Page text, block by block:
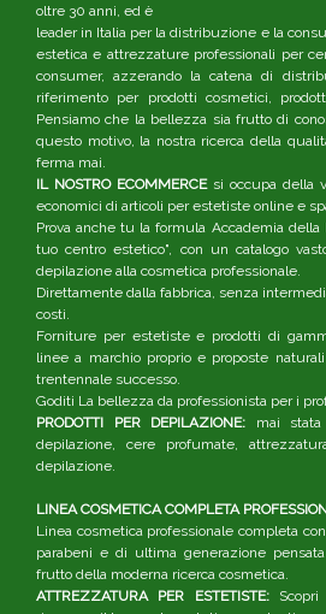
oltre 30 anni, ed è
leader in Italia per la distribuzione e la
estetica e attrezzature professionali per
consumer, azzerando la catena di
riferimento per prodotti cosmetici,
Pensiamo che la bellezza sia frutto di
questo motivo, la nostra ricerca della
ferma mai.
IL NOSTRO ECOMMERCEsi occupa della
economici di articoli per estetiste online e
Prova anche tu la formula Accademia
tuo centro estetico", con un catalogo
depilazione alla cosmetica professionale.
Direttamente dalla fabbrica, senza
costi.
Forniture per estetiste e prodotti di
linee a marchio proprio e proposte
trentennale successo.
Goditi La bellezza da professionista per i
PRODOTTI PER DEPILAZIONE: mai
depilazione, cere profumate,
depilazione.
LINEA COSMETICA COMPLETA
Linea cosmetica professionale completa
parabeni e di ultima generazione
frutto della moderna ricerca cosmetica.
ATTREZZATURA PER ESTETISTE:Scopri